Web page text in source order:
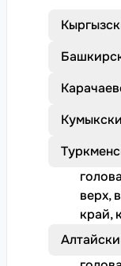
верх,
край,